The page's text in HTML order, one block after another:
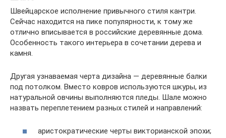
Швейцарское исполнение привычного стиля кантри.
Сейчас находится на пике популярности, к тому же
отлично вписывается в российские деревянные дома.
Особенность такого интерьера в сочетании дерева и
камня.
Другая узнаваемая черта дизайна — деревянные балки
под потолком. Вместо ковров используются шкуры, из
натуральной овчины выполняются пледы. Шале можно
назвать переплетением разных стилей и направлений:
аристократические черты викторианской эпохи;